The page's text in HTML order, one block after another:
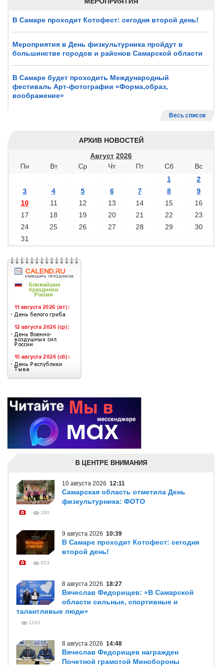
В Самаре проходит Котофест: сегодня второй день!
Мероприятия в День физкультурника пройдут в
большинстве городов и районов Самарской области
В Самаре будет проходить Международный
фестиваль Арт-фотографии «Форма,образ,
воображение»
Весь список
АРХИВ НОВОСТЕЙ
Август 2026
Пн
Вт Ср Чт Пт Сб
Вс
1
2
3
4 5 6 7 8
9
10
11 12 13 14 15
16
17
18 19 20 21 22
23
24
25 26 27 28 29
30
31
В ЦЕНТРЕ ВНИМАНИЯ
10 августа 2026 12:11
Самарская область отметила День
физкультурника: ФОТО
280
9 августа 2026 10:39
В Самаре проходит Котофест: сегодня
второй день!
853
8 августа 2026 18:27
Вячеслав Федорищев: «В Самарской
области сильные, спортивные и
талантливые люди»
1193
8 августа 2026 14:48
Вячеслав Федорищев награжден
Почетной грамотой Минобороны